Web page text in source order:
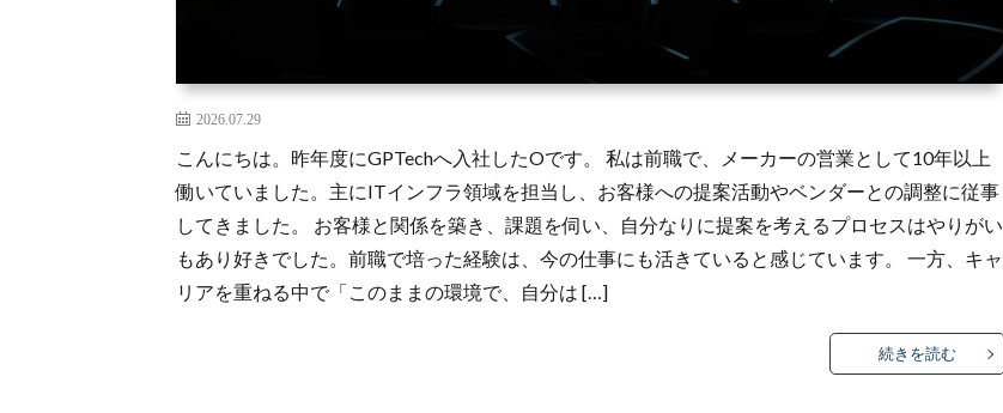
2026.07.29
こんにちは。昨年度にGPTechへ入社したOです。 私は前職で、メーカーの営業として10年以上
働いていました。主にITインフラ領域を担当し、お客様への提案活動やベンダーとの調整に従事
してきました。 お客様と関係を築き、課題を伺い、自分なりに提案を考えるプロセスはやりがい
もあり好きでした。前職で培った経験は、今の仕事にも活きていると感じています。 一方、キャ
リアを重ねる中で「このままの環境で、自分は […]
続きを読む